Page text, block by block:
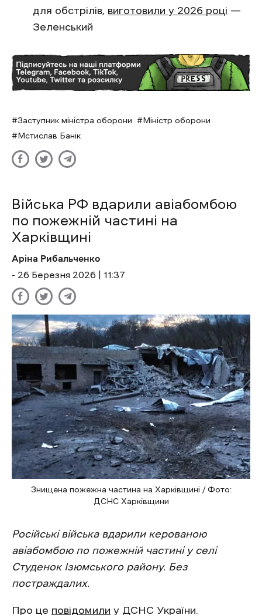
для обстрілів, виготовили у 2026 році —
Зеленський
Заступник міністра оборони
Міністр оборони
Мстислав Банік
Війська РФ вдарили авіабомбою
по пожежній частині на
Харківщині
Аріна Рибальченко
- 26 Березня 2026 | 11:37
Знищена пожежна частина на Харківщині / Фото:
ДСНС Харківщини
Російські війська вдарили керованою
авіабомбою по пожежній частині у селі
Студенок Ізюмського району. Без
постраждалих.
Про це повідомили у ДСНС України.